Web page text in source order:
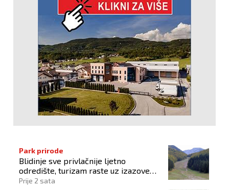
Park prirode
Blidinje sve privlačnije ljetno
odredište, turizam raste uz izazove
očuvanja prirode
Prije 2 sata